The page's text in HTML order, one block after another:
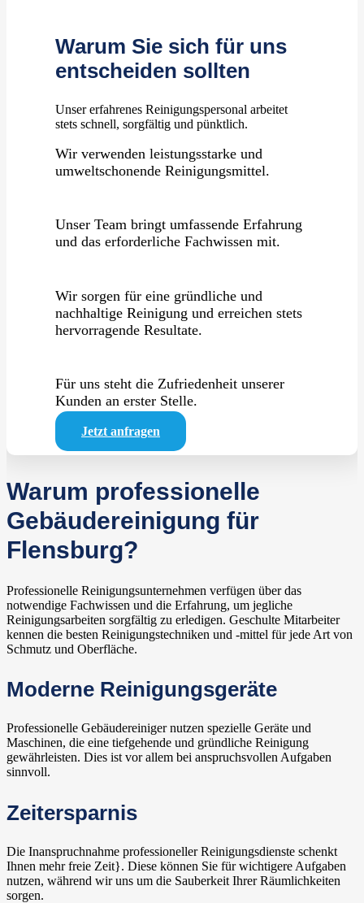
zufriedene Kunden
Warum Sie sich für uns
entscheiden sollten
Unser erfahrenes Reinigungspersonal arbeitet
stets schnell, sorgfältig und pünktlich.
Wir verwenden leistungsstarke und
umweltschonende Reinigungsmittel.
Unser Team bringt umfassende Erfahrung
und das erforderliche Fachwissen mit.
Wir sorgen für eine gründliche und
nachhaltige Reinigung und erreichen stets
hervorragende Resultate.
Für uns steht die Zufriedenheit unserer
Kunden an erster Stelle.
Jetzt anfragen
Warum professionelle
Gebäudereinigung für
Flensburg?
Professionelle Reinigungsunternehmen verfügen über das
notwendige Fachwissen und die Erfahrung, um jegliche
Reinigungsarbeiten sorgfältig zu erledigen. Geschulte Mitarbeiter
kennen die besten Reinigungstechniken und -mittel für jede Art von
Schmutz und Oberfläche.
Moderne Reinigungsgeräte
Professionelle Gebäudereiniger nutzen spezielle Geräte und
Maschinen, die eine tiefgehende und gründliche Reinigung
gewährleisten. Dies ist vor allem bei anspruchsvollen Aufgaben
sinnvoll.
Zeitersparnis
Die Inanspruchnahme professioneller Reinigungsdienste schenkt
Ihnen mehr freie Zeit}. Diese können Sie für wichtigere Aufgaben
nutzen, während wir uns um die Sauberkeit Ihrer Räumlichkeiten
sorgen.